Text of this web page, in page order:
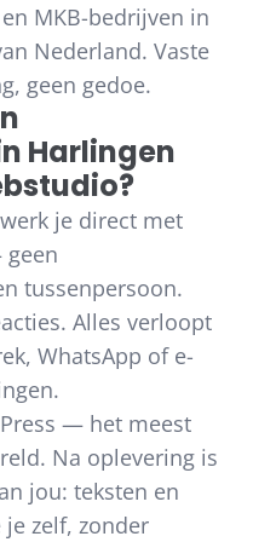
en MKB-bedrijven in
Nederland. Vaste
geen gedoe.
Harlingen
je direct met
tussenpersoon.
Alles verloopt
WhatsApp of e-
— het meest
Na oplevering is
jou: teksten en
je zelf, zonder